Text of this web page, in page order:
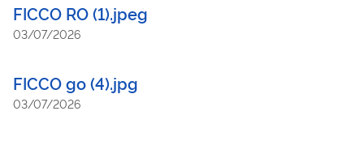
FICCO RO (1).jpeg
03/07/2026
FICCO go (4).jpg
03/07/2026